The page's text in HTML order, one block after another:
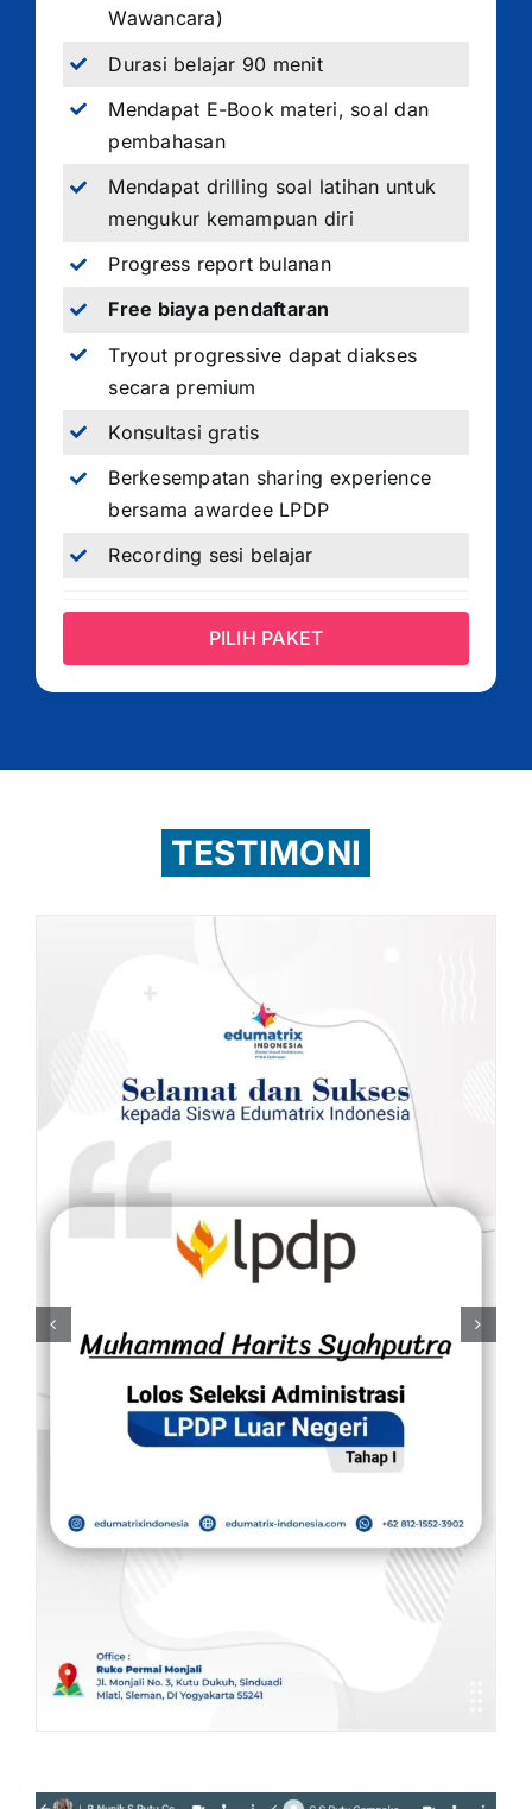
Wawancara)
Durasi belajar 90 menit
Mendapat E-Book materi, soal dan
pembahasan
Mendapat drilling soal latihan untuk
mengukur kemampuan diri
Progress report bulanan
Free biaya pendaftaran
Tryout progressive dapat diakses
secara premium
Konsultasi gratis
Berkesempatan sharing experience
bersama awardee LPDP
Recording sesi belajar
PILIH PAKET
TESTIMONI